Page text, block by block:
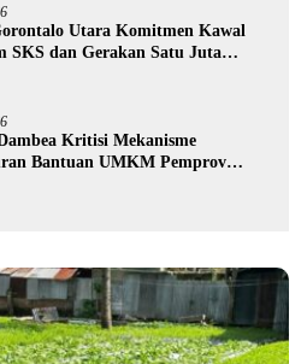
Utara Komitmen Kawal
SKS dan Gerakan Satu Juta
Kritisi Mekanisme
Bantuan UMKM Pemprov